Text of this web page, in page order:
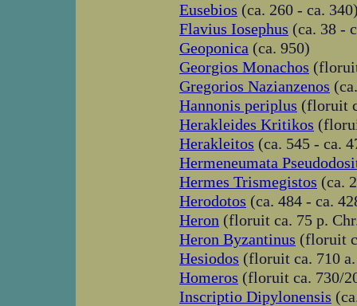
Eusebios (ca. 260 - ca.
Flavius Iosephus (ca. 38 -
Geoponica (ca. 950)
Georgios Monachos
Gregorios Nazianzenos
Hannonis periplus (floruit
Herakleides Kritikos
Herakleitos (ca. 545 - ca.
Hermeneumata
Hermes Trismegistos (ca.
Herodotos (ca. 484 - ca.
Heron (floruit ca. 75 p.
Heron Byzantinus (floruit
Hesiodos (floruit ca. 710
Homeros (floruit ca. 730/
Inscriptio Dipylonensis